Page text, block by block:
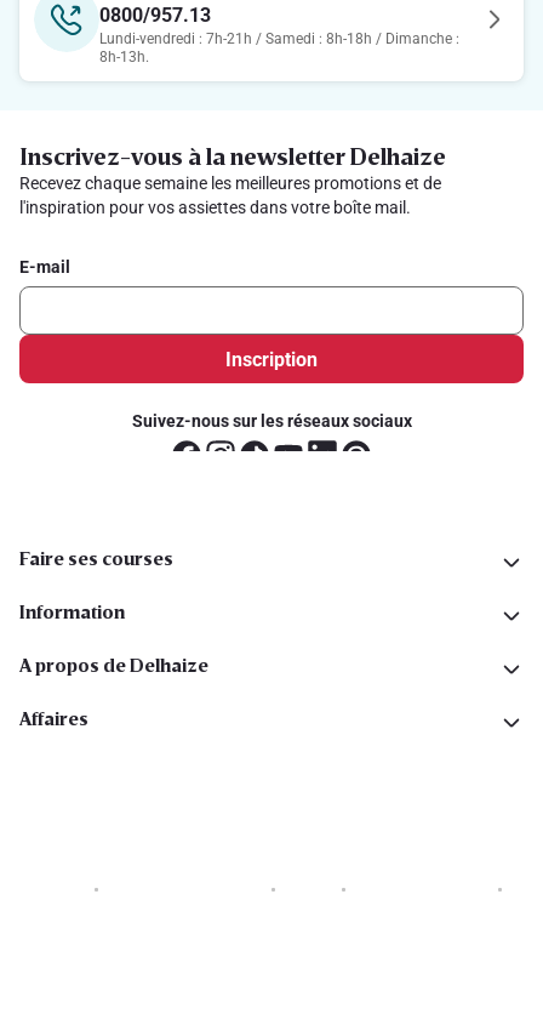
0800/957.13
Lundi-vendredi : 7h-21h / Samedi : 8h-18h / Dimanche :
8h-13h.
Inscrivez-vous à la newsletter Delhaize
Recevez chaque semaine les meilleures promotions et de
l'inspiration pour vos assiettes dans votre boîte mail.
E-mail
Inscription
Suivez-nous sur les réseaux sociaux
Faire ses courses
Information
A propos de Delhaize
Affaires